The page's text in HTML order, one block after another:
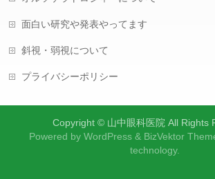
面白い研究や発表やってます
斜視・弱視について
プライバシーポリシー
Copyright © 山中眼科医院 All Rights
Powered byWordPress & BizVektor
technology.